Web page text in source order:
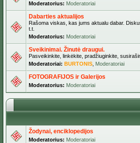
Moderatorius: Moderatoriai
Dabarties aktualijos
Rašoma viskas, kas jums aktualu dabar.
t.t.
Moderatorius: Moderatoriai
Sveikinimai. Žinutė draugui.
Pasveikinkite, linkėkite, pradžiuginkite,
Moderatoriai: BURTONIS Moderatoriai
FOTOGRAFIJOS ir Galerijos
Moderatorius: Moderatoriai
Žodynai, enciklopedijos
Moderatorius: Moderatoriai